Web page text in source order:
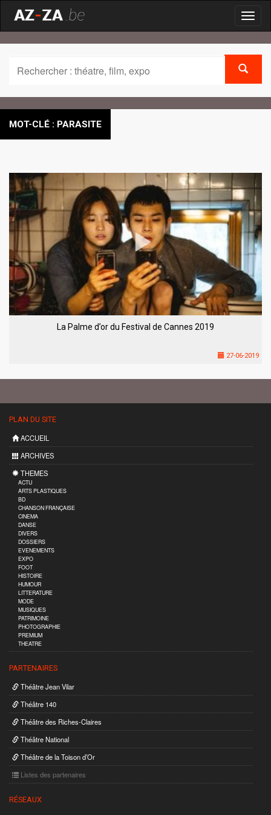
MOT-CLÉ : PARASITE
La Palme d’or du Festival de Cannes 2019
27-06-2019
PLAN DU SITE
ACCUEIL
ARCHIVES
THEMES
ACTU
ARTS PLASTIQUES
BD
CHANSON FRANÇAISE
CINEMA
DANSE
DIVERS
DOSSIERS
EVENEMENTS
EXPO
FOOT
HISTOIRE
HUMOUR
LITTERATURE
MODE
MUSIQUES
PATRIMOINE
PHOTOGRAPHIE
PREMIUM
THEATRE
PARTENAIRES
Théâtre Jean Vilar
Théâtre 140
Théâtre des Riches-Claires
Théâtre National
Théâtre de la Toison d’Or
Listes des partenaires
RÉSEAUX